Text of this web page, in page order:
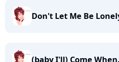
Don't Let Me Be
(baby I'll) Come